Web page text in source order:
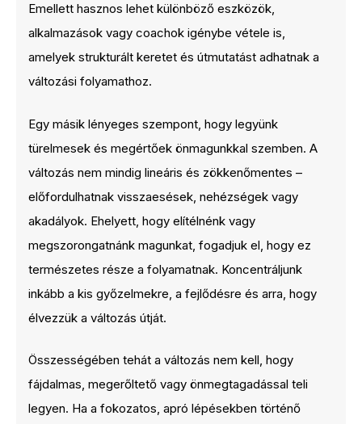
Emellett hasznos lehet különböző eszközök,
alkalmazások vagy coachok igénybe vétele is,
amelyek strukturált keretet és útmutatást adhatnak a
változási folyamathoz.
Egy másik lényeges szempont, hogy legyünk
türelmesek és megértőek önmagunkkal szemben. A
változás nem mindig lineáris és zökkenőmentes –
előfordulhatnak visszaesések, nehézségek vagy
akadályok. Ehelyett, hogy elítélnénk vagy
megszorongatnánk magunkat, fogadjuk el, hogy ez
természetes része a folyamatnak. Koncentráljunk
inkább a kis győzelmekre, a fejlődésre és arra, hogy
élvezzük a változás útját.
Összességében tehát a változás nem kell, hogy
fájdalmas, megerőltető vagy önmegtagadással teli
legyen. Ha a fokozatos, apró lépésekben történő